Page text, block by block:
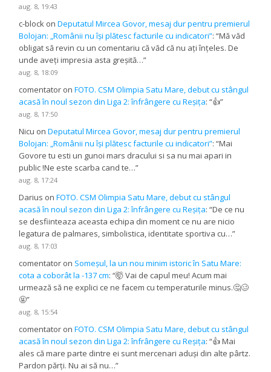
aug. 8, 19:43
c-block onDeputatul Mircea Govor, mesaj dur pentru premierul
Bolojan: „Românii nu își plătesc facturile cu indicatori”: “Mă văd
obligat să revin cu un comentariu că văd că nu ați înțeles. De
unde aveți impresia asta greșită…”
aug. 8, 18:09
comentator onFOTO. CSM Olimpia Satu Mare, debut cu stângul
acasă în noul sezon din Liga 2: înfrângere cu Reșița: “👍”
aug. 8, 17:50
Nicu onDeputatul Mircea Govor, mesaj dur pentru premierul
Bolojan: „Românii nu își plătesc facturile cu indicatori”: “Mai
Govore tu esti un gunoi mars dracului si sa nu mai apari in
public !Ne este scarba cand te…”
aug. 8, 17:24
Darius onFOTO. CSM Olimpia Satu Mare, debut cu stângul
acasă în noul sezon din Liga 2: înfrângere cu Reșița: “De ce nu
se desfiinteaza aceasta echipa din moment ce nu are nicio
legatura de palmares, simbolistica, identitate sportiva cu…”
aug. 8, 17:03
comentator on Someșul, la un nou minim istoric în Satu Mare:
cota a coborât la -137 cm: “🤯 Vai de capul meu! Acum mai
urmează să ne explici ce ne facem cu temperaturile minus.🤔🥴
🤬”
aug. 8, 15:54
comentator onFOTO. CSM Olimpia Satu Mare, debut cu stângul
acasă în noul sezon din Liga 2: înfrângere cu Reșița: “👍 Mai
ales că mare parte dintre ei sunt mercenari aduși din alte pârtz.
Pardon părți. Nu ai să nu…”